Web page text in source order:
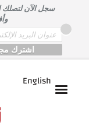
المحتوى
سجل الآن لتصلك
Email
*
English